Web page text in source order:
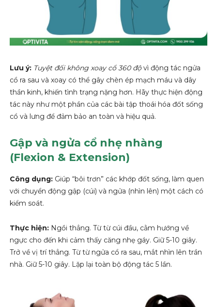
Lưu ý: Tuyệt đối không xoay cổ 360 độvì động tác ngửa
cổ ra sau và xoay có thể gây chèn ép mạch máu và dây
thần kinh, khiến tình trạng nặng hơn. Hãy thực hiện động
tác này như một phần của các bài tập thoái hóa đốt sống
cổ và lưng để đảm bảo an toàn và hiệu quả.
Gập và ngửa cổ nhẹ nhàng
(Flexion & Extension)
Công dụng: Giúp “bôi trơn” các khớp đốt sống, làm quen
với chuyển động gập (cúi) và ngửa (nhìn lên) một cách có
kiểm soát.
Thực hiện: Ngồi thẳng. Từ từ cúi đầu, cằm hướng về
ngực cho đến khi cảm thấy căng nhẹ gáy. Giữ 5-10 giây.
Trở về vị trí thẳng. Từ từ ngửa cổ ra sau, mắt nhìn lên trần
nhà. Giữ 5-10 giây. Lặp lại toàn bộ động tác 5 lần.